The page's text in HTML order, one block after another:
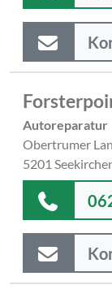
Autoreparatur
Obertrumer
5201